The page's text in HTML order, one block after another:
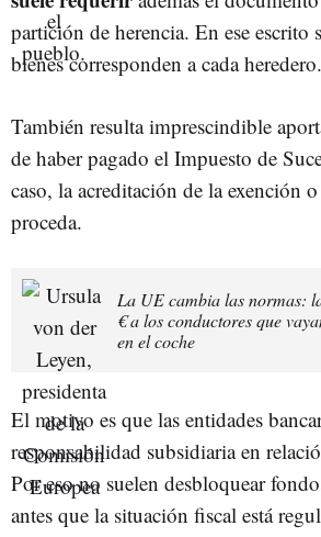
partición de herencia. En ese escrito
bienes corresponden a cada heredero.
También resulta imprescindible
de haber pagado el Impuesto de
caso, la acreditación de la exención
proceda.
La UE cambia las normas:
€ a los conductores que
en el coche
El motivo es que las entidades
responsabilidad subsidiaria en
Por eso no suelen desbloquear
antes que la situación fiscal está